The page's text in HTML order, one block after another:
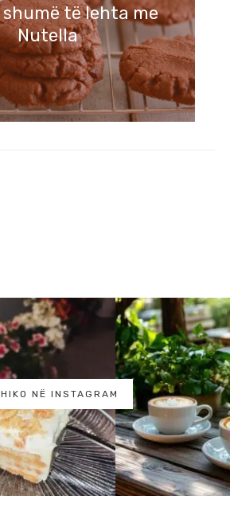
të lehta me
Nutella
NË INSTAGRAM